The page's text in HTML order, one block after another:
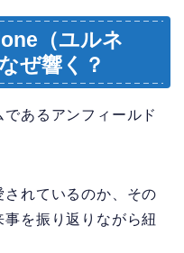
（ユルネ
ぜ響く？
あるアンフィールド
れているのか、その
を振り返りながら紐